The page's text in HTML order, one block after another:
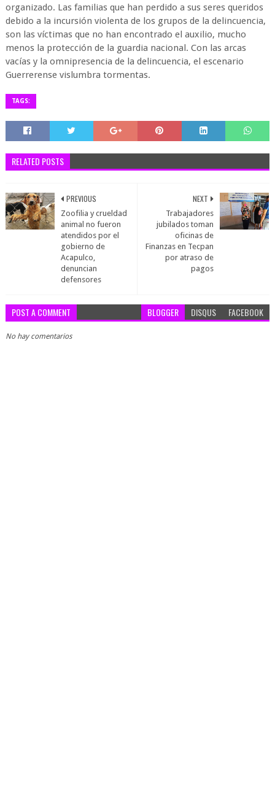
organizado. Las familias que han perdido a sus seres queridos
debido a la incursión violenta de los grupos de la delincuencia,
son las víctimas que no han encontrado el auxilio, mucho
menos la protección de la guardia nacional. Con las arcas
vacías y la omnipresencia de la delincuencia, el escenario
Guerrerense vislumbra tormentas.
TAGS:
RELATED POSTS
NEXT
Trabajadores
jubilados toman
oficinas de
Finanzas en Tecpan
por atraso de
pagos
PREVIOUS
Zoofilia y crueldad
animal no fueron
atendidos por el
gobierno de
Acapulco,
denuncian
defensores
POST A COMMENT BLOGGER DISQUS FACEBOOK
No hay comentarios